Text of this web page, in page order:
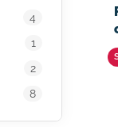
4
1
2
8